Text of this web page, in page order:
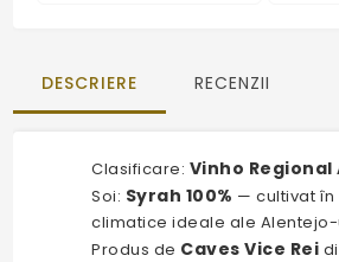
DESCRIERE RECENZII
Clasificare: Vinho
Soi: Syrah 100% — cultivat
climatice ideale ale
Produs de Caves Vice Rei